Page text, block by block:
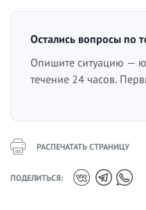
Остались вопросы по
Опишите ситуацию —
течение 24 часов.
РАСПЕЧАТАТЬ СТРАНИЦУ
ПОДЕЛИТЬСЯ: